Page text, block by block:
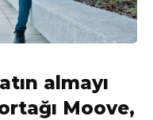
almayı
Moove,